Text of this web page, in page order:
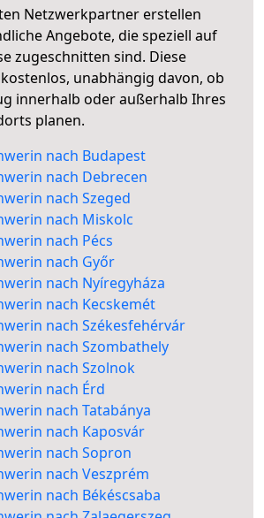
Netzwerkpartner erstellen
Angebote, die speziell auf
zugeschnitten sind. Diese
unabhängig davon, ob
innerhalb oder außerhalb Ihres
planen.
nach Budapest
nach Debrecen
nach Szeged
nach Miskolc
nach Pécs
nach Győr
nach Nyíregyháza
nach Kecskemét
nach Székesfehérvár
nach Szombathely
nach Szolnok
nach Érd
nach Tatabánya
nach Kaposvár
nach Sopron
nach Veszprém
nach Békéscsaba